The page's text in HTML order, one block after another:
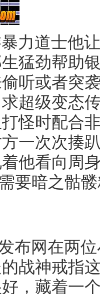
力道士他
猛劲帮助
听或者突
超级变态
怪时配合
一次次揍
他看向周
要暗之骷
布网在两
战神戒指
，藏着一